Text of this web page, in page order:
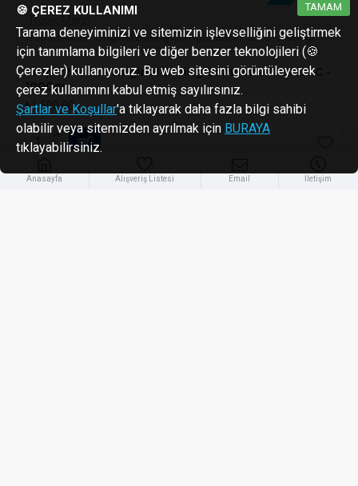
Tropic Marin
Tropic Marin - Original Balling Components Part C - 1000gr
Tropic Marin - Original Balling Components Part C -
1000gr
₺1.500,00
Anasayfa Alışveriş Listesi Email İletişim
TAMAM
🍪 ÇEREZ KULLANIMI
Tarama deneyiminizi ve sitemizin işlevselliğini geliştirmek
için tanımlama bilgileri ve diğer benzer teknolojileri (🍪
Çerezler) kullanıyoruz. Bu web sitesini görüntüleyerek
çerez kullanımını kabul etmiş sayılırsınız.
Şartlar ve Koşullar'a tıklayarak daha fazla bilgi sahibi
olabilir veya sitemizden ayrılmak için BURAYA
tıklayabilirsiniz.